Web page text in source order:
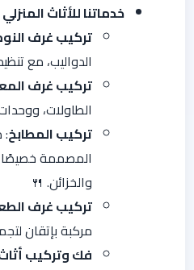
خدماتنا للأثاث المنزلي
تركيب غرف
الدواليب، مع
تركيب غرف
الطاولات،
تركيب المطابخ:
المصممة
والخزائن. 🍴
تركيب غرف
مركبة بإتقان
فك وتركيب